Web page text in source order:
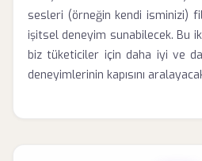
sesleri (örneğin kendi isminizi)
işitsel deneyim sunabilecek. Bu
biz tüketiciler için daha iyi ve
deneyimlerinin kapısını